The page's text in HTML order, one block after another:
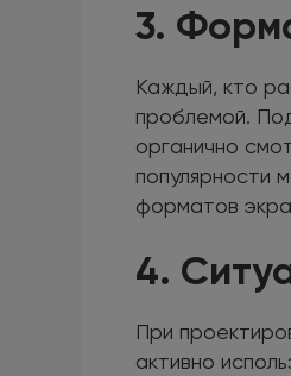
3.
Каждый, кто
проблемой.
органично
популярности
форматов
4.
При
активно